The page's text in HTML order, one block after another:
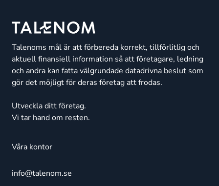
Talenoms mål är att förbereda korrekt, tillförlitlig och
aktuell finansiell information så att företagare, ledning
och andra kan fatta välgrundade datadrivna beslut som
gör det möjligt för deras företag att frodas.
Utveckla ditt företag.
Vi tar hand om resten.
Våra kontor
info@talenom.se